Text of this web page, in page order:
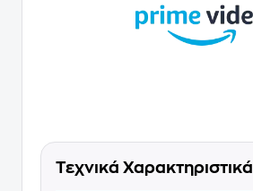
Τεχνικά Χαρακτηριστικά